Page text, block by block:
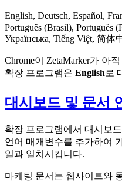
English, Deutsch, Español,
Português (Brasil), Português
Українська, Tiếng Việt, 简体
Chrome이 ZetaMarker가 아
확장 프로그램은 English로
대시보드 및 문서
확장 프로그램에서 대시보
언어 매개변수를 추가하여
일과 일치시킵니다.
마케팅 문서는 웹사이트와